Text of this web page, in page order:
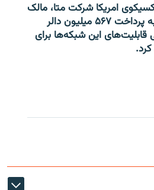
امریکا شرکت متا، مالک
فیس‌بوک و اینستاگرام، را به پرداخت ۵۶۷ میلیون دالر
این شبکه‌ها برای